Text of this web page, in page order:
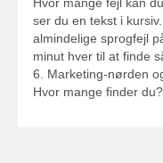
Hvor mange fejl kan
ser du en tekst i
almindelige sprogfejl
minut hver til at finde
6. Marketing-nørden
Hvor mange finder